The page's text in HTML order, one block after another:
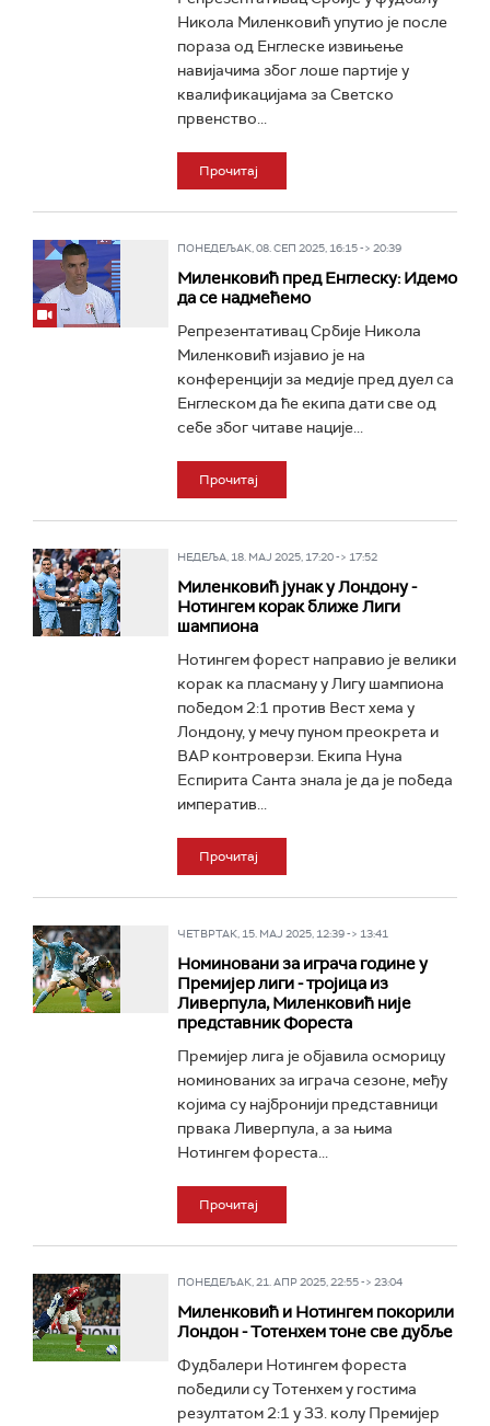
Никола Миленковић упутио је после
пораза од Енглеске извињење
навијачима због лоше партије у
квалификацијама за Светско
првенство...
Прочитај
ПОНЕДЕЉАК, 08. СЕП 2025, 16:15 -> 20:39
Миленковић пред Енглеску: Идемо
да се надмећемо
Репрезентативац Србије Никола
Миленковић изјавио је на
конференцији за медије пред дуел са
Енглеском да ће екипа дати све од
себе због читаве нације...
Прочитај
НЕДЕЉА, 18. МАЈ 2025, 17:20 -> 17:52
Миленковић јунак у Лондону -
Нотингем корак ближе Лиги
шампиона
Нотингем форест направио је велики
корак ка пласману у Лигу шампиона
победом 2:1 против Вест хема у
Лондону, у мечу пуном преокрета и
ВАР контроверзи. Екипа Нуна
Еспирита Санта знала је да је победа
императив...
Прочитај
ЧЕТВРТАК, 15. МАЈ 2025, 12:39 -> 13:41
Номиновани за играча године у
Премијер лиги - тројица из
Ливерпула, Миленковић није
представник Фореста
Премијер лига је објавила осморицу
номинованих за играча сезоне, међу
којима су најбронији представници
првака Ливерпула, а за њима
Нотингем фореста...
Прочитај
ПОНЕДЕЉАК, 21. АПР 2025, 22:55 -> 23:04
Миленковић и Нотингем покорили
Лондон - Тотенхем тоне све дубље
Фудбалери Нотингем фореста
победили су Тотенхем у гостима
резултатом 2:1 у 33. колу Премијер